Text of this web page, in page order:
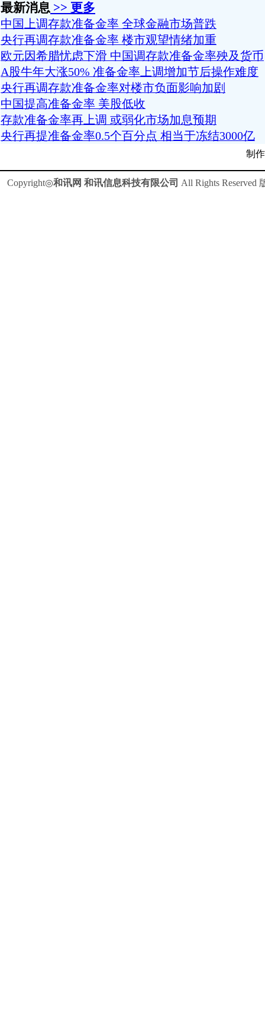
最新消息 >> 更多
中国上调存款准备金率 全球金融市场普跌
央行再调存款准备金率 楼市观望情绪加重
欧元因希腊忧虑下滑 中国调存款准备金率殃及货币
A股牛年大涨50% 准备金率上调增加节后操作难度
央行再调存款准备金率对楼市负面影响加剧
中国提高准备金率 美股低收
存款准备金率再上调 或弱化市场加息预期
央行再提准备金率0.5个百分点 相当于冻结3000亿
制
Copyright◎和讯网 和讯信息科技有限公司 All Rights Reserved